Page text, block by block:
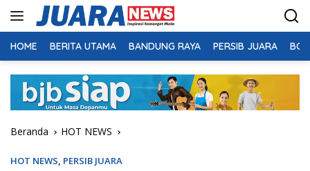
HOME BERITA UTAMA BANDUNG RAYA PERSIB JUARA
Beranda HOT NEWS
HOT NEWS, PERSIB JUARA